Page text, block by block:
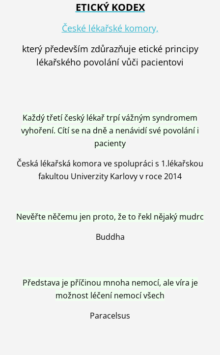
ETICKÝ KODEX
České lékařské komory,
který především zdůrazňuje etické principy
lékařského povolání vůči pacientovi
Každý třetí český lékař trpí vážným syndromem
vyhoření. Cítí se na dně a nenávidí své povolání i
pacienty
Česká lékařská komora ve spolupráci s 1.lékařskou
fakultou Univerzity Karlovy v roce 2014
Nevěřte něčemu jen proto, že to řekl nějaký mudrc
Buddha
Představa je příčinou mnoha nemocí, ale víra je
možnost léčení nemocí všech
Paracelsus